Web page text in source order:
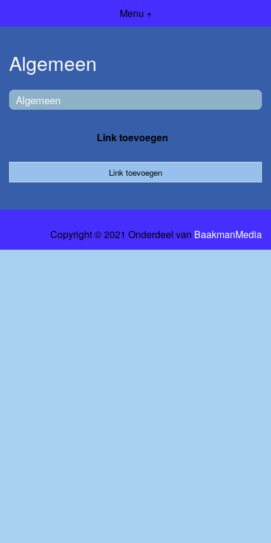
Menu +
Algemeen
Algemeen
Link toevoegen
Link toevoegen
Copyright © 2021 Onderdeel van BaakmanMedia